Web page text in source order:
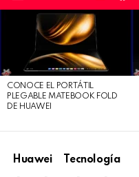
STORIES
CONOCE EL PORTÁTIL
PLEGABLE MATEBOOK FOLD
DE HUAWEI
Huawei Tecnología